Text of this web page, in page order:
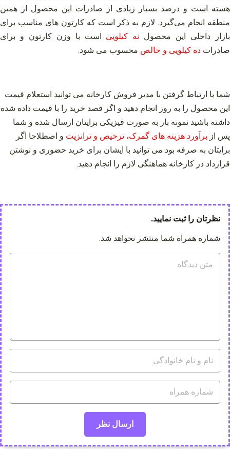
هسته است و درصد بسیار زیادی از صادرات این محصول از همین
منطقه انجام می‌گیرد. لازم به ذکر است که کارتون های مناسب برای
بازار داخلی این محصول نه کیلویی است با وزن کارتون و برای
صادرات ده کیلویی و خالص محسوب می شود.
شما با ارتباط گرفتن با مدیر فروش کارخانه می توانید استعلام قیمت
این محصول را به روز انجام دهید و اگر قصد خرید را با قیمت داده شده
داشته باشید نمونه بار به صورت فیزیکی برایتان ارسال شده و شما
پس از برآورد هزینه های گمرک، ترخیص و ترانزیت و اصطلاحا اگر
برایتان به صرفه بود می توانید با ایشان برای خرید حضوری و نوشتن
قرارداد در کارخانه هماهنگی لازم را انجام دهید.
نظرتان را ثبت نمایید.
شماره همراه شما منتشر نخواهد شد.